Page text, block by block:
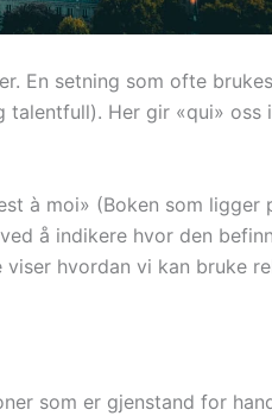
En setning som ofte
talentfull). Her gir «qui» oss
à moi» (Boken som ligger
å indikere hvor den
hvordan vi kan bruke
som er gjenstand for